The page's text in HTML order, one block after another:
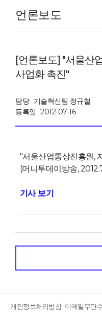
언론보도
[언론보도] "서울산
사업화 촉진"
담당 기술혁신팀 정규철
등록일 2012-07-16
"서울산업통상진흥원,
(머니투데이방송,
기사 보기
개인정보처리방침 이메일무단